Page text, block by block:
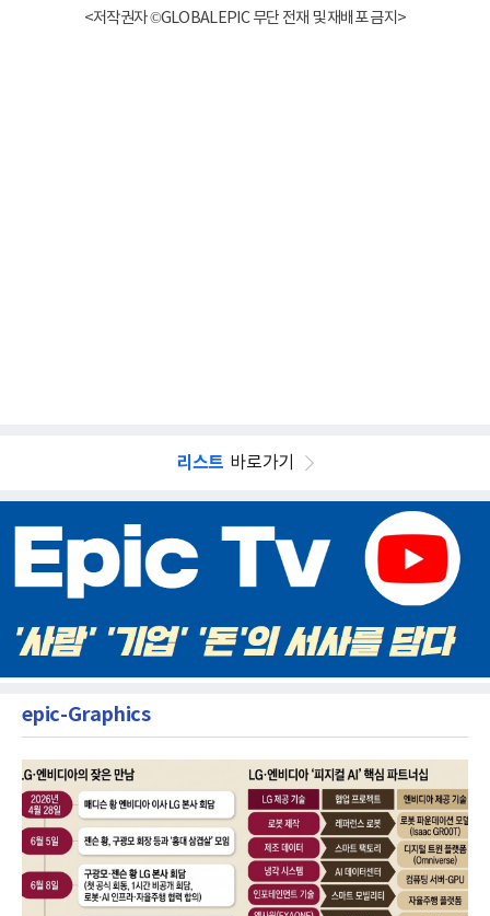
<저작권자 ©GLOBALEPIC 무단 전재 및 재배포 금지>
리스트 바로가기
epic-Graphics